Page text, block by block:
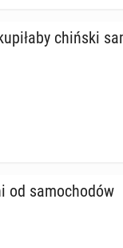
chiński
od sa­mo­cho­dów